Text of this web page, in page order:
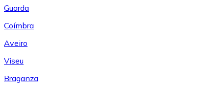
Guarda
Coímbra
Aveiro
Viseu
Braganza